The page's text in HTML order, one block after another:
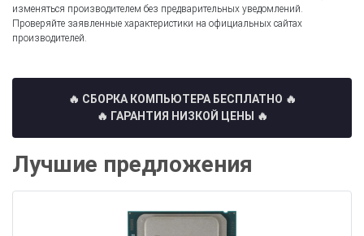
изменяться производителем без предварительных уведомлений.
Проверяйте заявленные характеристики на официальных сайтах
производителей.
🔥 СБОРКА КОМПЬЮТЕРА БЕСПЛАТНО 🔥
🔥 ГАРАНТИЯ НИЗКОЙ ЦЕНЫ 🔥
Лучшие предложения